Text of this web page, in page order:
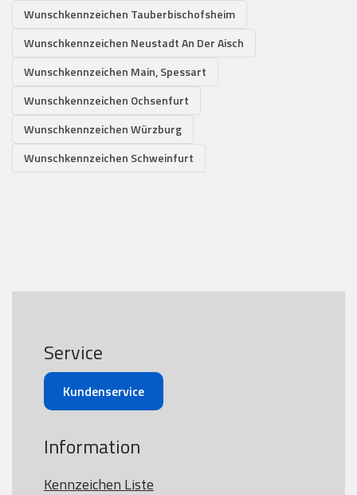
Wunschkennzeichen Tauberbischofsheim
Wunschkennzeichen Neustadt An Der Aisch
Wunschkennzeichen Main, Spessart
Wunschkennzeichen Ochsenfurt
Wunschkennzeichen Würzburg
Wunschkennzeichen Schweinfurt
Service
Kundenservice
Information
Kennzeichen Liste